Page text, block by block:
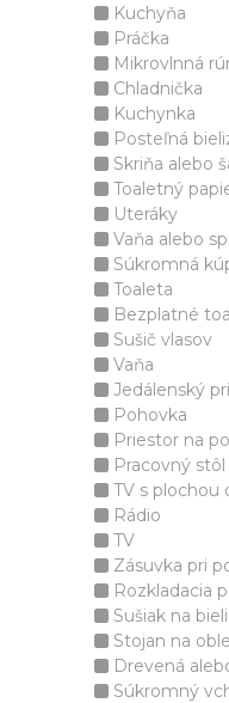
Kuchyňa
Práčka
Mikrovlnná
Chladnička
Kuchynka
Posteľná
Skriňa alebo
Toaletný
Uteráky
Vaňa alebo
Súkromná
Toaleta
Bezplatné
Sušič vlasov
Vaňa
Jedálenský
Pohovka
Priestor na
Pracovný stôl
TV s plochou
Rádio
TV
Zásuvka pri
Rozkladacia
Sušiak na
Stojan na
Drevená
Súkromný